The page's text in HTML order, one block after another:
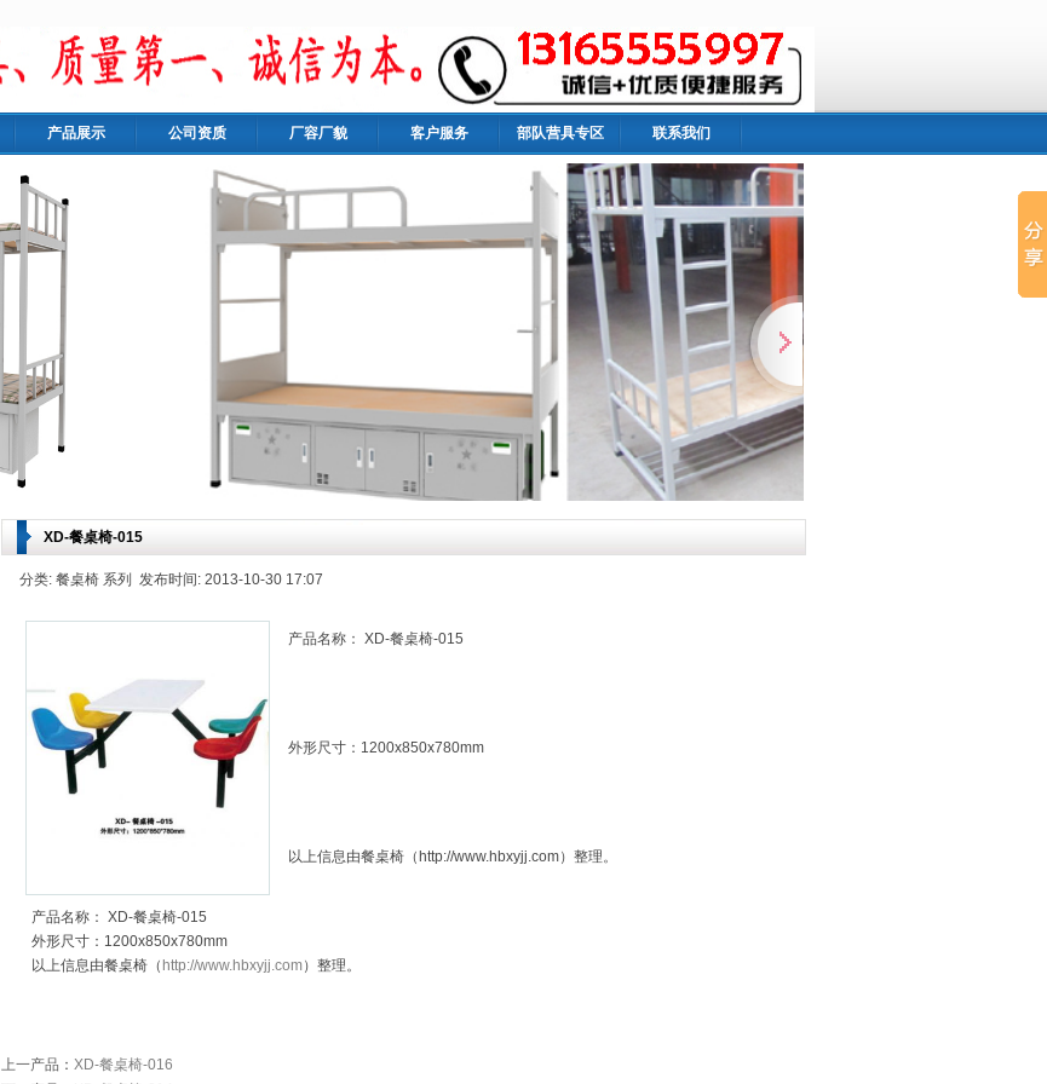
产品展示 公司资质 厂容厂貌 客户服务 部队营具专区 联系我们
XD-餐桌椅-015
分类: 餐桌椅 系列 发布时间: 2013-10-30 17:07
产品名称： XD-餐桌椅-015
外形尺寸：1200x850x780mm
以上信息由餐桌椅（http://www.hbxyjj.com）整理。
产品名称： XD-餐桌椅-015
外形尺寸：1200x850x780mm
以上信息由餐桌椅（ http://www.hbxyjj.com）整理。
上一产品 ： XD-餐桌椅-016